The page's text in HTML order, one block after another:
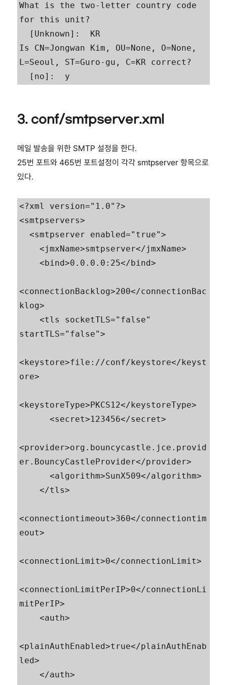
What is the two-letter country code
for this unit?
Is CN=Jongwan Kim, OU=None, O=None,
L=Seoul, ST=Guro-gu, C=KR correct?
3. conf/smtpserver.xml
메일 발송을 위한 SMTP 설정을 한다.
25번 포트와 465번 포트설정이 각각 smtpserver 항목으로
있다.
<?xml version="1.0"?>
<smtpservers>
  <smtpserver enabled="true">
    <jmxName>smtpserver</jmxName>
    <bind>0.0.0.0:25</bind>
<connectionBacklog>200</connectionBac
klog>
    <tls socketTLS="false"
startTLS="false">
<keystore>file://conf/keystore</keyst
ore>
<keystoreType>PKCS12</keystoreType>
      <secret>123456</secret>
<provider>org.bouncycastle.jce.provid
er.BouncyCastleProvider</provider>
      <algorithm>SunX509</algorithm>
    </tls>
<connectiontimeout>360</connectiontim
eout>
<connectionLimit>0</connectionLimit>
<connectionLimitPerIP>0</connectionLi
mitPerIP>
    <auth>
<plainAuthEnabled>true</plainAuthEnab
led>
    </auth>